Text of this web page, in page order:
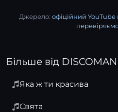
Джерело: офіційний YouTube
Більше від DISCOMAN
Яка ж ти красива
Свята